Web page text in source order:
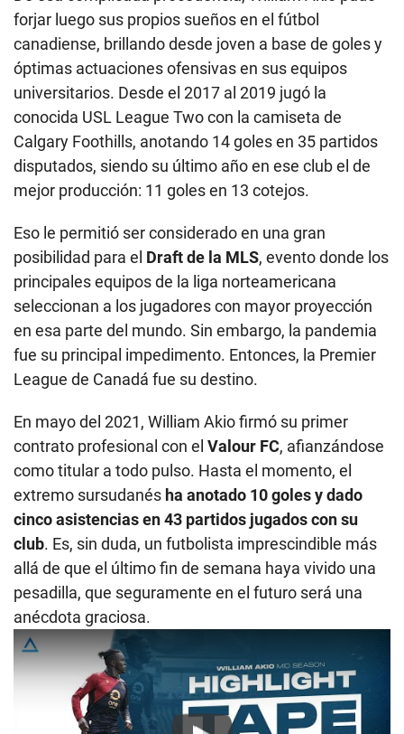
forjar luego sus propios sueños en el fútbol
canadiense, brillando desde joven a base de goles y
óptimas actuaciones ofensivas en sus equipos
universitarios. Desde el 2017 al 2019 jugó la
conocida USL League Two con la camiseta de
Calgary Foothills, anotando 14 goles en 35 partidos
disputados, siendo su último año en ese club el de
mejor producción: 11 goles en 13 cotejos.
Eso le permitió ser considerado en una gran
posibilidad para el Draft de la MLS, evento donde los
principales equipos de la liga norteamericana
seleccionan a los jugadores con mayor proyección
en esa parte del mundo. Sin embargo, la pandemia
fue su principal impedimento. Entonces, la Premier
League de Canadá fue su destino.
En mayo del 2021, William Akio firmó su primer
contrato profesional con el Valour FC, afianzándose
como titular a todo pulso. Hasta el momento, el
extremo sursudanés ha anotado 10 goles y dado
cinco asistencias en 43 partidos jugados con su
club. Es, sin duda, un futbolista imprescindible más
allá de que el último fin de semana haya vivido una
pesadilla, que seguramente en el futuro será una
anécdota graciosa.